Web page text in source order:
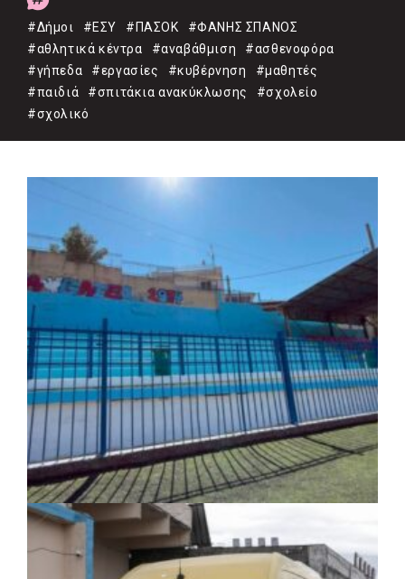
#Δήμοι #ΕΣΥ #ΠΑΣΟΚ
#ΦΑΝΗΣ ΣΠΑΝΟΣ
#αθλητικά κέντρα
#αναβάθμιση
#ασθενοφόρα
#γήπεδα
#εργασίες #κυβέρνηση
#μαθητές
#παιδιά
#σπιτάκια ανακύκλωσης
#σχολείο
#σχολικό
ΤΟΠΙΚΗ ΑΥΤΟΔΙΟΙΚΗΣΗ | 06/08/2026 · 17:35
Δήμος Ηλιούπολης: Εργασίες
αναβάθμισης στα αθλητικά κέντρα ενόψει